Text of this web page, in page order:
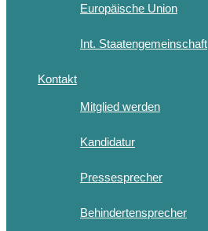
Europäische Union
Int. Staatengemeinschaft
Kontakt
Mitglied werden
Kandidatur
Pressesprecher
Behindertensprecher